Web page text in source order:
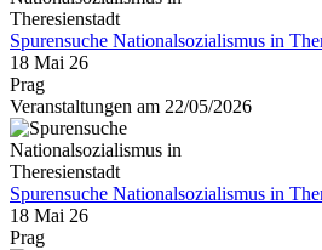
Spurensuche Nationalsozialismus in
18 Mai 26
Prag
Veranstaltungen am 22/05/2026
Spurensuche Nationalsozialismus in
18 Mai 26
Prag